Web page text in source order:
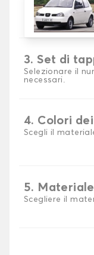
2. Materiale
Scegli il
3. Set di
Selezionare il
necessari.
4. Colori
Scegli il
5.
Scegliere il